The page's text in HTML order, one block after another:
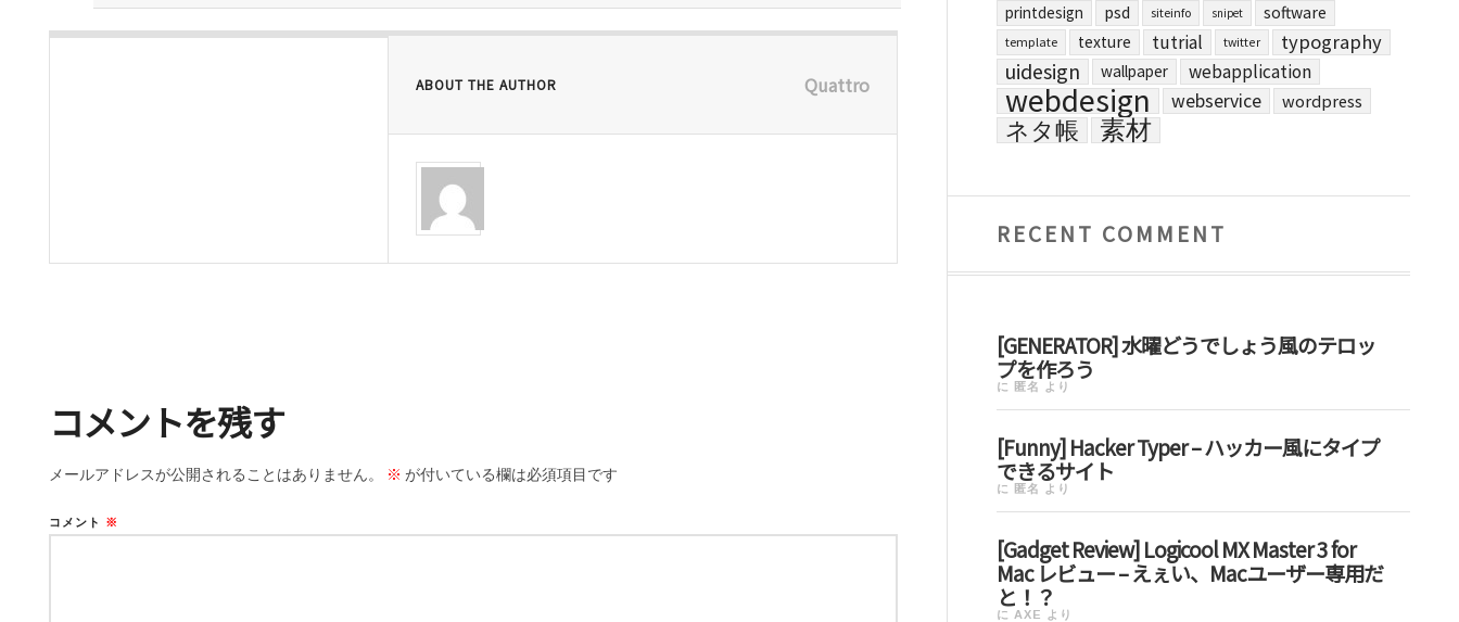
ABOUT THE AUTHOR Quattro
コメントを残す
メールアドレスが公開されることはありません。 ※ が付いている欄は必須項目です
コメント ※
printdesign psd siteinfo snipet software
template texture tutrial twitter typography
uidesign wallpaper webapplication
webdesign webservice wordpress
ネタ帳 素材
RECENT COMMENT
[GENERATOR] 水曜どうでしょう風のテロッ
プを作ろう
に 匿名 より
[Funny] Hacker Typer – ハッカー風にタイプ
できるサイト
に 匿名 より
[Gadget Review] Logicool MX Master 3 for
Mac レビュー – えぇい、Macユーザー専用だ
と！？
に AXE より